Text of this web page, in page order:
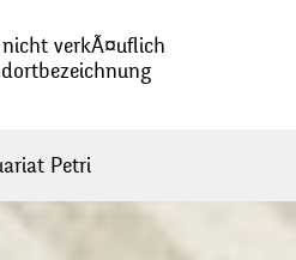
verkÃ¤uflich
Petri